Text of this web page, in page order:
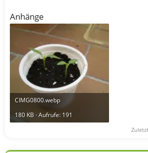
Anhänge
CIMG0800.webp
180 KB · Aufrufe: 191